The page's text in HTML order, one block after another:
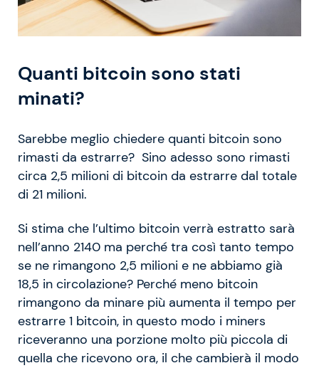
Quanti bitcoin sono stati
minati?
Sarebbe meglio chiedere quanti bitcoin sono
rimasti da estrarre? Sino adesso sono rimasti
circa 2,5 milioni di bitcoin da estrarre dal totale
di 21 milioni.
Si stima che l’ultimo bitcoin verrà estratto sarà
nell’anno 2140 ma perché tra così tanto tempo
se ne rimangono 2,5 milioni e ne abbiamo già
18,5 in circolazione? Perché meno bitcoin
rimangono da minare più aumenta il tempo per
estrarre 1 bitcoin, in questo modo i miners
riceveranno una porzione molto più piccola di
quella che ricevono ora, il che cambierà il modo